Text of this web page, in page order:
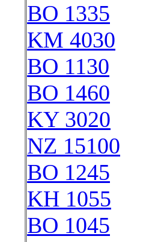
BO 1335
KM 4030
BO 1130
BO 1460
KY 3020
NZ 15100
BO 1245
KH 1055
BO 1045